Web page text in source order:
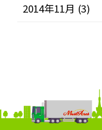
2014年11月 (3)